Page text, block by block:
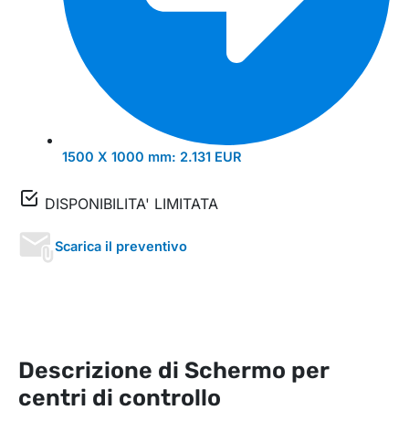
1500 X 1000 mm: 2.131 EUR
DISPONIBILITA' LIMITATA
Scarica il preventivo
Descrizione di Schermo per
centri di controllo